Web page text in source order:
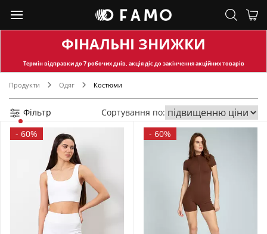
ФІНАЛЬНІ ЗНИЖКИ
Термін відправкидо 7 робочих днів, акція діє до закінчення акційних товарів
Продукти Одяг Костюми
Фільтр
Сортування по:
- 60% - 60%